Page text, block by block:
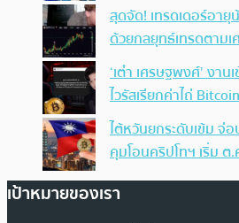
สุดจัด! เทรดเดอร์อา
ด้วยกลยุทธ์เทรดตามเ
‘เต๋า เศรษฐพงศ์’ งา
ไวรัสเรียกค่าไถ่
ไต้หวันยกระดับเข้ม จ่
คุมโอนคริปโทฯ เริ่ม ต
เป้าหมายของเรา